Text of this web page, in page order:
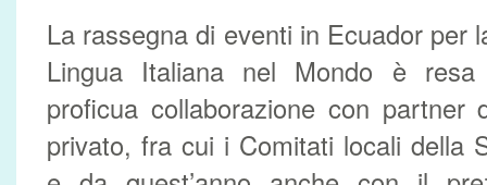
La rassegna di eventi in Ecuador per
Lingua Italiana nel Mondo è
proficua collaborazione con partner
privato, fra cui i Comitati locali della